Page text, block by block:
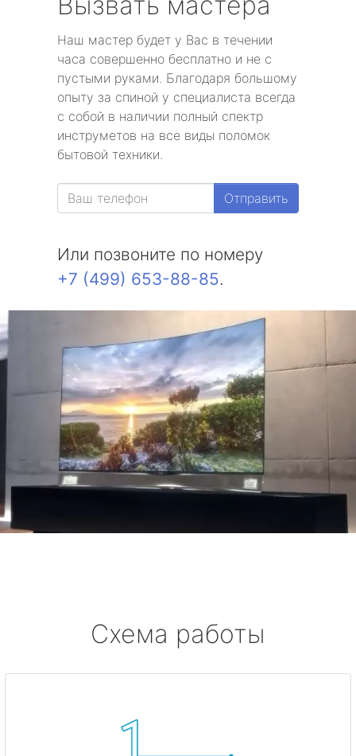
Наш мастер будет у Вас в течении
часа совершенно бесплатно и не с
пустыми руками. Благодаря большому
опыту за спиной у специалиста всегда
с собой в наличии полный спектр
инструметов на все виды поломок
бытовой техники.
Отправить
Или позвоните по номеру
+7 (499) 653-88-85.
Схема работы